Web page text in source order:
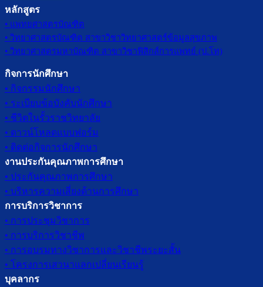
หลักสูตร
• แพทยศาสตรบัณฑิต
• วิทยาศาสตรบัณฑิต สาขาวิชาวิทยาศาสตร์ข้อมูลสุขภาพ
• วิทยาศาสตรมหาบัณฑิต สาขาวิชาฟิสิกส์การแพทย์ (ป.โท)
กิจการนักศึกษา
• กิจกรรมนักศึกษา
• ระเบียบข้อบังคับนักศึกษา
• ชีวิตในรั้วราชวิทยาลัย
• ดาวน์โหลดแบบฟอร์ม
• ติดต่อกิจการนักศึกษา
งานประกันคุณภาพการศึกษา
• ประกันคุณภาพการศึกษา
• บริหารความเสี่ยงด้านการศึกษา
การบริการวิชาการ
• การประชุมวิชาการ
• การบริการวิชาชีพ
• การอบรมทางวิชาการและวิชาชีพระยะสั้น
• โครงการเสวนาแลกเปลี่ยนเรียนรู้
บุคลากร